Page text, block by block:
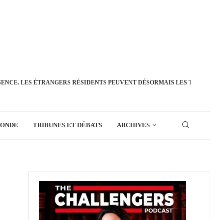
LES ÉTRANGERS RÉSIDENTS PEUVENT DÉSORMAIS LES
TRIBUNES ET DÉBATS ARCHIVES